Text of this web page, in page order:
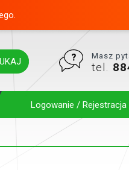
Masz
tel.
Logowanie / Rejestracja